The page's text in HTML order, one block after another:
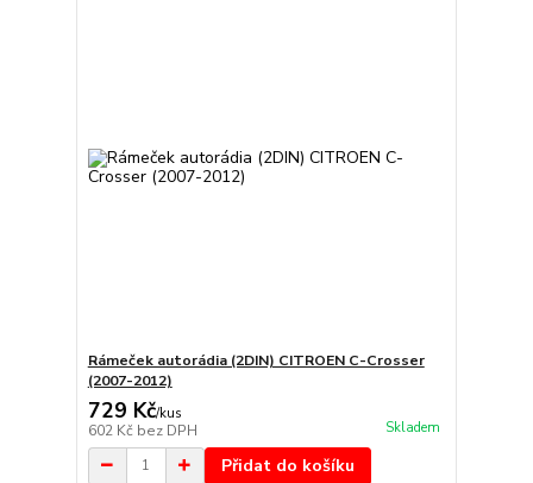
Rámeček autorádia (2DIN) CITROEN C-Crosser
(2007-2012)
729 Kč/kus
602 Kč bez DPH Skladem
Přidat do košíku